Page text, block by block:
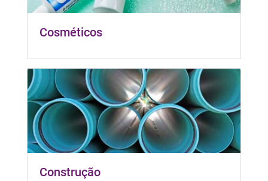
Cosméticos
Construção